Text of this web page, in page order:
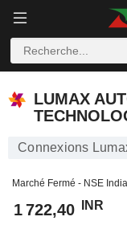
LUMAX
Connexions
Marché Fermé - NSE
1 722,40 INR